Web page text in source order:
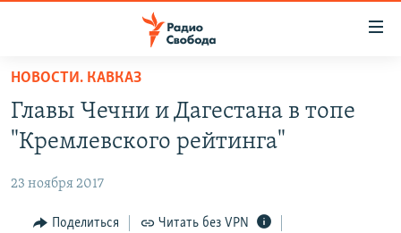
упрощенного
доступа
Вернуться
основному
Вернутся
ПОДКАСТЫ
АВТОРСКИЕ ПРОЕКТЫ
ЦИТАТЫ СВОБОДЫ
МНЕНИЯ
НОВОСТИ. КАВКАЗ
Главы Чечни и Дагестана в топе
"Кремлевского рейтинга"
23 ноября 2017
Поделиться Читать без VPN